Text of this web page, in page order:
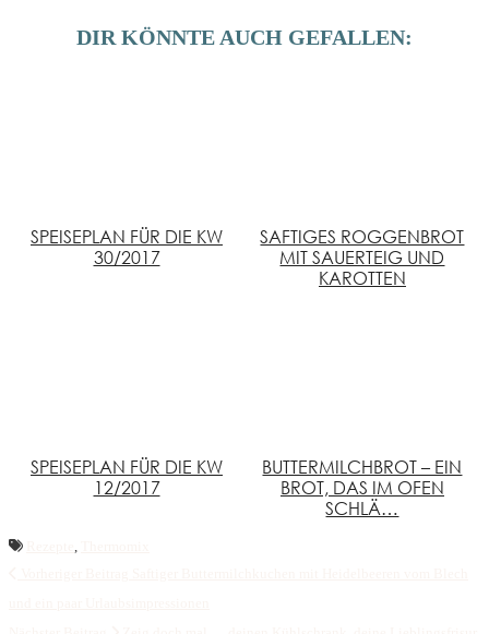
DIR KÖNNTE AUCH GEFALLEN:
SPEISEPLAN FÜR DIE KW
30/2017
SAFTIGES ROGGENBROT
MIT SAUERTEIG UND
KAROTTEN
SPEISEPLAN FÜR DIE KW
12/2017
BUTTERMILCHBROT – EIN
BROT, DAS IM OFEN
SCHLÄ…